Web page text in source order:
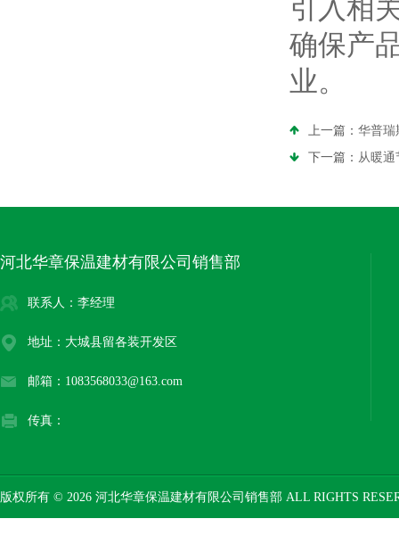
引入相
确保产
业。
上一篇： 华普瑞
下一篇： 从暖通
河北华章保温建材有限公司销售部
联系人：李经理
地址：大城县留各装开发区
邮箱：1083568033@163.com
传真：
版权所有 © 2026 河北华章保温建材有限公司销售部 ALL RIGHTS